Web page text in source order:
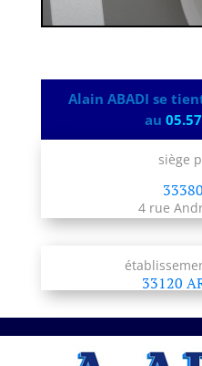
Alain ABADI se
au
siège
4 rue
33120
A.ABADI